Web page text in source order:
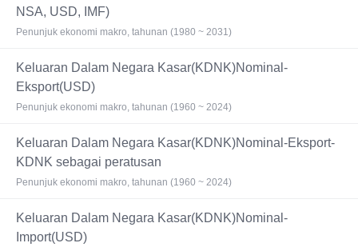
NSA, USD, IMF)
Penunjuk ekonomi makro, tahunan (1980 ~ 2031)
Keluaran Dalam Negara Kasar(KDNK)Nominal-
Eksport(USD)
Penunjuk ekonomi makro, tahunan (1960 ~ 2024)
Keluaran Dalam Negara Kasar(KDNK)Nominal-Eksport-
KDNK sebagai peratusan
Penunjuk ekonomi makro, tahunan (1960 ~ 2024)
Keluaran Dalam Negara Kasar(KDNK)Nominal-
Import(USD)